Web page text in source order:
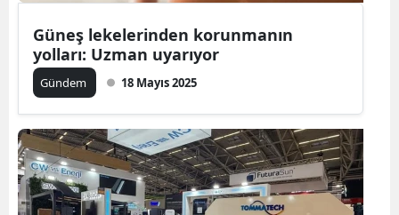
Güneş lekelerinden korunmanın
yolları: Uzman uyarıyor
Gündem 18 Mayıs 2025